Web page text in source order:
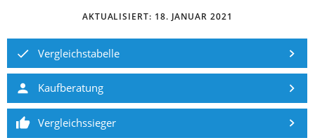
AKTUALISIERT: 18. JANUAR 2021
Vergleichstabelle
Kaufberatung
Vergleichssieger